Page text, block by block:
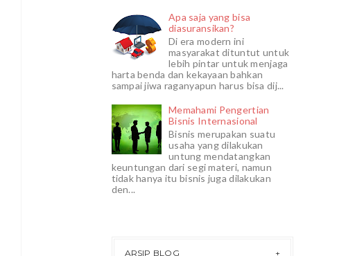
Apa saja yang bisa
diasuransikan?
Di era modern ini
masyarakat dituntut untuk
lebih pintar untuk menjaga
harta benda dan kekayaan bahkan
sampai jiwa raganyapun harus bisa dij...
Memahami Pengertian
Bisnis Internasional
Bisnis merupakan suatu
usaha yang dilakukan
untung mendatangkan
keuntungan dari segi materi, namun
tidak hanya itu bisnis juga dilakukan
den...
ARSIP BLOG